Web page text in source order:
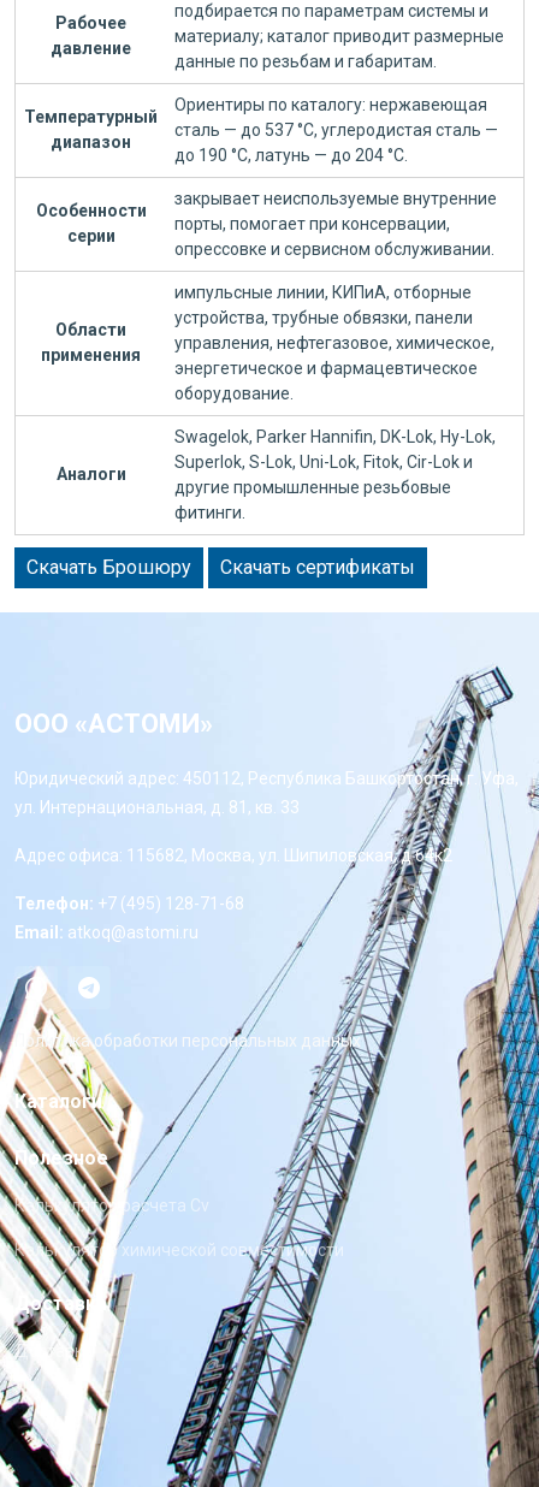
Рабочее
давление
подбирается по параметрам системы и
материалу; каталог приводит размерные
данные по резьбам и габаритам.
Температурный
диапазон
Ориентиры по каталогу: нержавеющая
сталь — до 537 °C, углеродистая сталь —
до 190 °C, латунь — до 204 °C.
Особенности
серии
закрывает неиспользуемые внутренние
порты, помогает при консервации,
опрессовке и сервисном обслуживании.
Области
применения
импульсные линии, КИПиА, отборные
устройства, трубные обвязки, панели
управления, нефтегазовое, химическое,
энергетическое и фармацевтическое
оборудование.
Аналоги
Swagelok, Parker Hannifin, DK-Lok, Hy-Lok,
Superlok, S-Lok, Uni-Lok, Fitok, Cir-Lok и
другие промышленные резьбовые
фитинги.
Скачать Брошюру Скачать сертификаты
ООО «АСТОМИ»
Юридический адрес: 450112, Республика Башкортостан, г. Уфа,
ул. Интернациональная, д. 81, кв. 33
Адрес офиса: 115682, Москва, ул. Шипиловская, д 64к2
Телефон: +7 (495) 128-71-68
Email: atkoq@astomi.ru
Политика обработки персональных данных
Каталоги
Полезное
Калькулятор расчета Cv
Калькулятор химической совместимости
Доставка
Доставка